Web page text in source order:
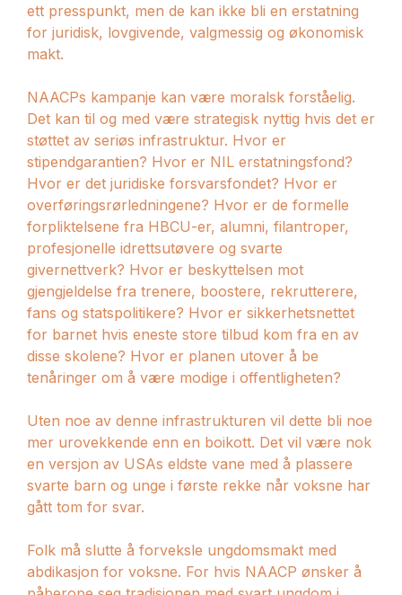
ett presspunkt, men de kan ikke bli en erstatning
for juridisk, lovgivende, valgmessig og økonomisk
makt.
NAACPs kampanje kan være moralsk forståelig.
Det kan til og med være strategisk nyttig hvis det er
støttet av seriøs infrastruktur. Hvor er
stipendgarantien? Hvor er NIL erstatningsfond?
Hvor er det juridiske forsvarsfondet? Hvor er
overføringsrørledningene? Hvor er de formelle
forpliktelsene fra HBCU-er, alumni, filantroper,
profesjonelle idrettsutøvere og svarte
givernettverk? Hvor er beskyttelsen mot
gjengjeldelse fra trenere, boostere, rekrutterere,
fans og statspolitikere? Hvor er sikkerhetsnettet
for barnet hvis eneste store tilbud kom fra en av
disse skolene? Hvor er planen utover å be
tenåringer om å være modige i offentligheten?
Uten noe av denne infrastrukturen vil dette bli noe
mer urovekkende enn en boikott. Det vil være nok
en versjon av USAs eldste vane med å plassere
svarte barn og unge i første rekke når voksne har
gått tom for svar.
Folk må slutte å forveksle ungdomsmakt med
abdikasjon for voksne. For hvis NAACP ønsker å